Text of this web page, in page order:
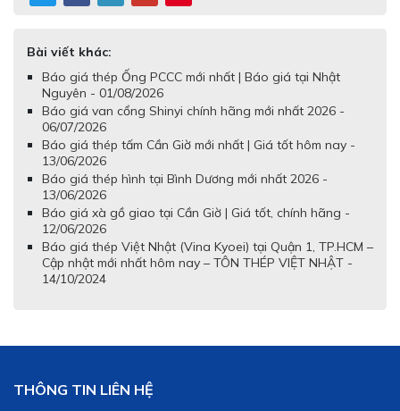
Bài viết khác:
Báo giá thép Ống PCCC mới nhất | Báo giá tại Nhật
Nguyên - 01/08/2026
Báo giá van cổng Shinyi chính hãng mới nhất 2026 -
06/07/2026
Báo giá thép tấm Cần Giờ mới nhất | Giá tốt hôm nay -
13/06/2026
Báo giá thép hình tại Bình Dương mới nhất 2026 -
13/06/2026
Báo giá xà gồ giao tại Cần Giờ | Giá tốt, chính hãng -
12/06/2026
Báo giá thép Việt Nhật (Vina Kyoei) tại Quận 1, TP.HCM –
Cập nhật mới nhất hôm nay – TÔN THÉP VIỆT NHẬT -
14/10/2024
THÔNG TIN LIÊN HỆ